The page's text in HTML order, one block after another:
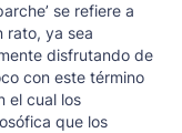
se refiere a
rato, ya sea
disfrutando de
con este término
el cual los
que los